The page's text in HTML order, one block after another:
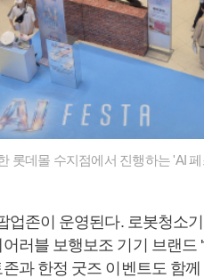
롯데몰 수지점에서 진행하는 'AI
업존이 운영된다. 로봇청소
러블 보행보조 기기 브랜
과 한정 굿즈 이벤트도 함